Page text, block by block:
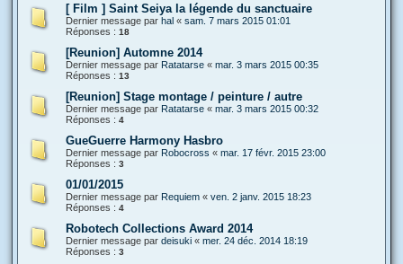
[ Film ] Saint Seiya la légende du sanctuaire
Dernier message par hal « sam. 7 mars 2015 01:01
Réponses : 18
[Reunion] Automne 2014
Dernier message par Ratatarse « mar. 3 mars 2015 00:35
Réponses : 13
[Reunion] Stage montage / peinture / autre
Dernier message par Ratatarse « mar. 3 mars 2015 00:32
Réponses : 4
GueGuerre Harmony Hasbro
Dernier message par Robocross « mar. 17 févr. 2015 23:00
Réponses : 3
01/01/2015
Dernier message par Requiem « ven. 2 janv. 2015 18:23
Réponses : 4
Robotech Collections Award 2014
Dernier message par deisuki « mer. 24 déc. 2014 18:19
Réponses : 3